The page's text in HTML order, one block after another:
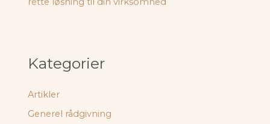
Kategorier
Artikler
Generel rådgivning